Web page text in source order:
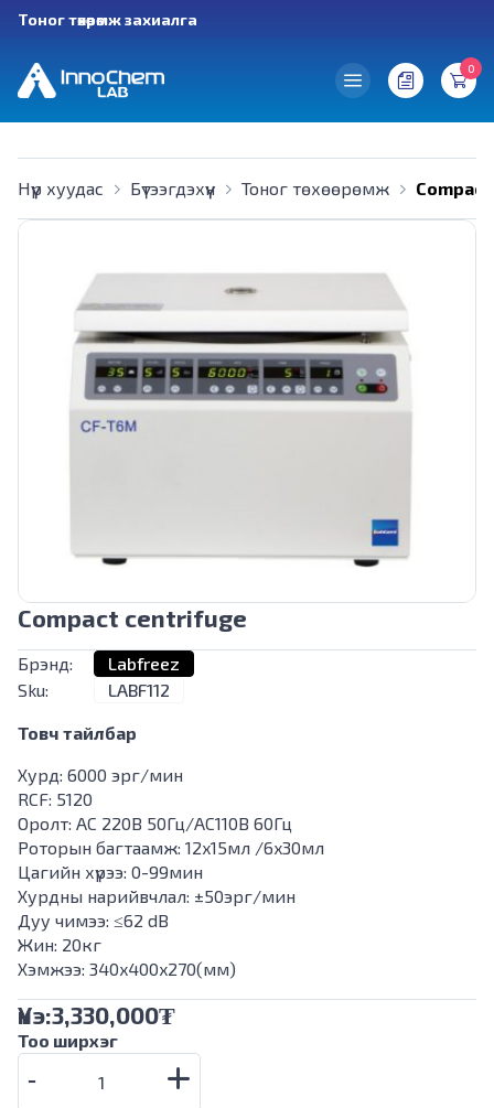
Тоног төхөөрөмж захиалга
0
Нүүр хуудас Бүтээгдэхүүн Тоног төхөөрөмж
Compact centrifuge
Брэнд:
Labfreez
Sku:
LABF112
Товч тайлбар
Хурд: 6000 эрг/мин
RCF: 5120
Оролт: AC 220В 50Гц/AC110В 60Гц
Роторын багтаамж: 12x15мл /6x30мл
Цагийн хүрээ: 0-99мин
Хурдны нарийвчлал: ±50эрг/мин
Дуу чимээ: ≤62 dB
Жин: 20кг
Хэмжээ: 340x400x270(мм)
Үнэ:3,330,000₮
Тоо ширхэг